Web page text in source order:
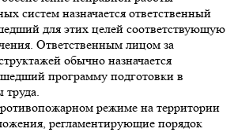
систем назначается ответственный
для этих целей соответствующую
Ответственным лицом за
обычно назначается
программу подготовки в
труда.
режиме на территории
регламентирующие порядок